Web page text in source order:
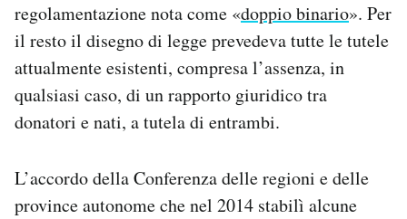
regolamentazione nota come «doppio binario». Per
il resto il disegno di legge prevedeva tutte le tutele
attualmente esistenti, compresa l’assenza, in
qualsiasi caso, di un rapporto giuridico tra
donatori e nati, a tutela di entrambi.
L’accordo della Conferenza delle regioni e delle
province autonome che nel 2014 stabilì alcune